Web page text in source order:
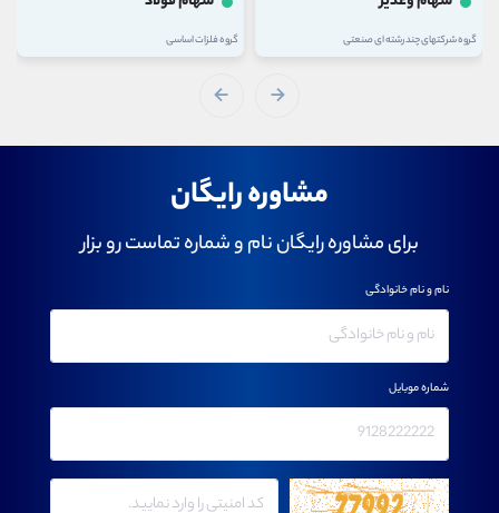
گروه شرکتهای چند رشته ای صنعتی گروه فلزات اساسی
مشاوره رایگان
برای مشاوره رایگان نام و شماره تماست رو بزار
نام و نام خانوادگی
شماره موبایل